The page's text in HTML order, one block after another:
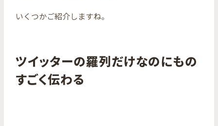
いくつかご紹介しますね。
ツイッターの羅列だけなのにもの
すごく伝わる